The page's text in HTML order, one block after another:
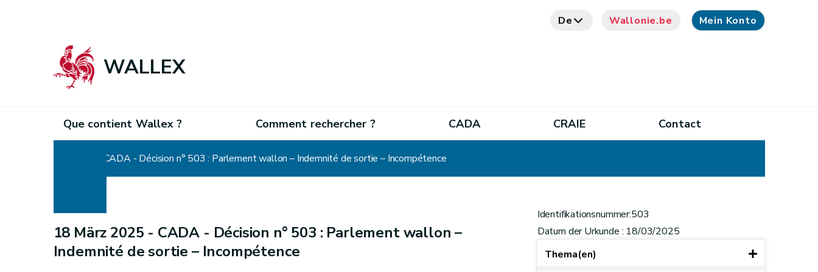
De Wallonie.be Mein Konto
WALLEX
Que contient Wallex ? Comment rechercher ? CADA CRAIE Contact
CADA - Décision n° 503 : Parlement wallon – Indemnité de sortie – Incompétence
18 März 2025 - CADA - Décision n° 503 : Parlement wallon –
Indemnité de sortie – Incompétence
Identifikationsnummer:503
Datum der Urkunde : 18/03/2025
Thema(en)